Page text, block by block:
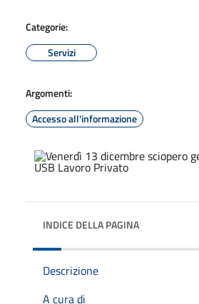
Categorie:
Servizi
Argomenti:
Accesso all'informazione
INDICE DELLA PAGINA
Descrizione
A cura di